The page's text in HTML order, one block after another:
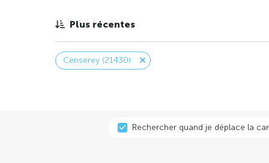
Plus récentes
Censerey (21430)
Rechercher quand je déplace la